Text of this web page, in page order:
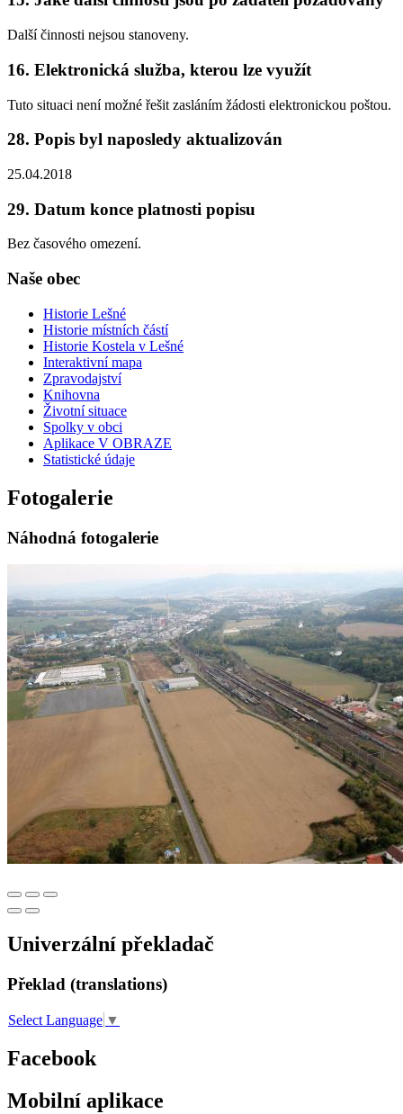
Další činnosti nejsou stanoveny.
16. Elektronická služba, kterou lze využít
Tuto situaci není možné řešit zasláním žádosti elektronickou poštou.
28. Popis byl naposledy aktualizován
25.04.2018
29. Datum konce platnosti popisu
Bez časového omezení.
Naše obec
Historie Lešné
Historie místních částí
Historie Kostela v Lešné
Interaktivní mapa
Zpravodajství
Knihovna
Životní situace
Spolky v obci
Aplikace V OBRAZE
Statistické údaje
Fotogalerie
Náhodná fotogalerie
Univerzální překladač
Překlad (translations)
Select Language ▼
Facebook
Mobilní aplikace